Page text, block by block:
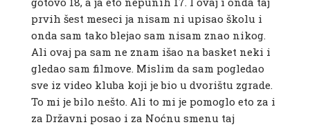
prvih šest meseci ja nisam ni upisao školu i
onda sam tako blejao sam nisam znao nikog.
Ali ovaj pa sam ne znam išao na basket neki i
gledao sam filmove. Mislim da sam pogledao
sve iz video kluba koji je bio u dvorištu zgrade.
To mi je bilo nešto. Ali to mi je pomoglo eto za i
za Državni posao i za Noćnu smenu taj